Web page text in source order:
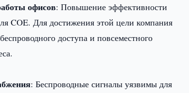
офисов: Повышение эффективности
COE. Для достижения этой цели компания
доступа и повсеместного
: Беспроводные сигналы уязвимы для